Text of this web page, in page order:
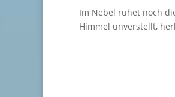
Im Nebel ruhet noch
Himmel unverstellt,